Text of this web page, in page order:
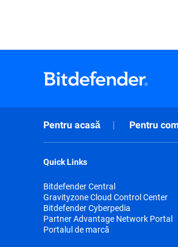
Pentru acasă Pentru
Quick Links
Bitdefender Central
Gravityzone Cloud Control Center
Bitdefender Cyberpedia
Partner Advantage Network Portal
Portalul de marcă